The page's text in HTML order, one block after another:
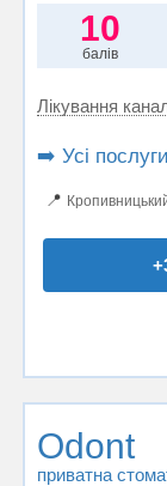
10
балів
Лікування
➡️ Усі
📍
Odont
приватна